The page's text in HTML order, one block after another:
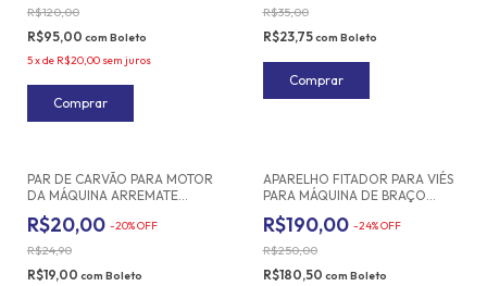
R$120,00
R$95,00 com Boleto
5xde R$20,00 sem juros
R$35,00
R$23,75com Boleto
PAR DE CARVÃO PARA MOTOR
DA MÁQUINA ARREMATE
R$20,00 -20%OFF
R$24,90
R$19,00 com Boleto
APARELHO FITADOR PARA VIÉS
PARA MÁQUINA DE BRAÇO
R$190,00 -24%OFF
R$250,00
R$180,50 com Boleto